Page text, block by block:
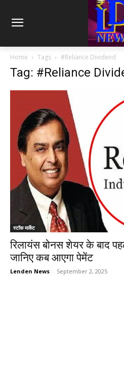
Home Tags #Reliance Dividend
Tag: #Reliance
स्टॉक मार्केट
रिलायंस बोनस शेयर के बाद
जानिए कब आएगा पेमेंट
Lenden News - September 2, 2025